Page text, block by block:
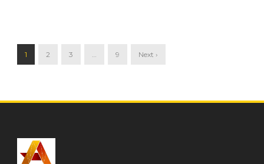
1 2 3 … 9 Next ›